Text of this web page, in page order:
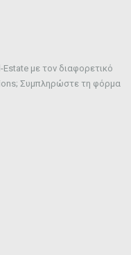
με τον διαφορετικό
Συμπληρώστε τη φόρμα